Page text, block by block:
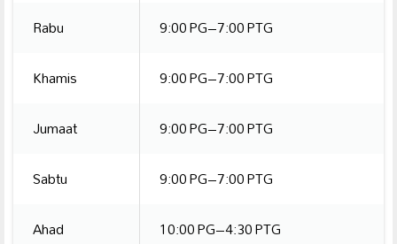
Rabu
9:00 PG–7:00 PTG
Khamis
9:00 PG–7:00 PTG
Jumaat
9:00 PG–7:00 PTG
Sabtu
9:00 PG–7:00 PTG
Ahad
10:00 PG–4:30 PTG